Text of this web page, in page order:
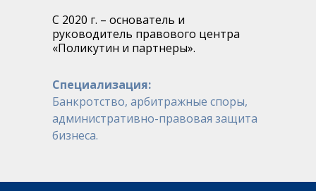
Специализация:
Банкротство, арбитражные споры,
административно-правовая защита
бизнеса.
С 2020 г. – основатель и
руководитель правового центра
«Поликутин и партнеры».